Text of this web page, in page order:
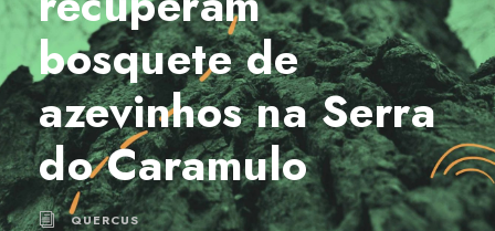
bosquete de
azevinhos na Serra
do Caramulo
QUERCUS